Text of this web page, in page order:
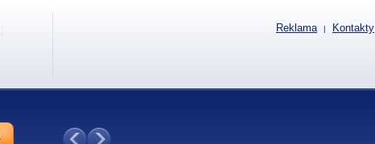
Reklama | Kontakty